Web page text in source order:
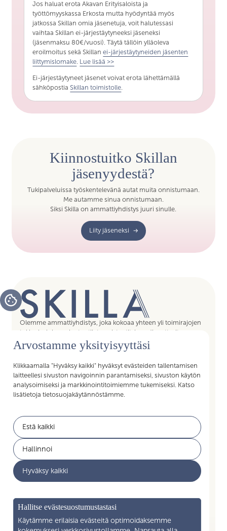
Jos haluat erota Akavan Erityisaloista ja
työttömyyskassa Erkosta mutta hyödyntää myös
jatkossa Skillan omia jäsenetuja, voit halutessasi
vaihtaa Skillan ei-järjestäytyneeksi jäseneksi
(jäsenmaksu 80€/vuosi). Täytä tällöin ylläoleva
eroilmoitus sekä Skillanei-järjestäytyneiden jäsenten
liittymislomake. Lue lisää >>
Ei-järjestäytyneet jäsenet voivat erota lähettämällä
sähköpostiaSkillan toimistolle.
Kiinnostuitko Skillan
jäsenyydestä?
Tukipalveluissa työskentelevänä autat muita onnistumaan.
​Me autamme sinua onnistumaan.
Siksi Skilla on ammattiyhdistys juuri sinulle.
Liity jäseneksi
Arvostamme yksityisyyttäsi
Klikkaamalla "Hyväksy kaikki" hyväksyt evästeiden tallentamisen
laitteellesi sivuston navigoinnin parantamiseksi, sivuston käytön
analysoimiseksi ja markkinointitoimiemme tukemiseksi. Katso
lisätietoja tietosuojakäytännöstämme.
Estä kaikki
Hallinnoi
Hyväksy kaikki
Hallitse evästesuostumustastasi
Käytämme erilaisia evästeitä optimoidaksemme
Olemme ammattiyhdistys, joka kokoaa yhteen yli toimirajojen
tukipalvelujen asiantuntijat, assistentit, koordinaattorit,
esihenkilöt ja päälliköt – kaikki sujuvan arjen mahdollistajat.
Liittymällä Skillan jäseneksi saat Akavan Erityisalojen liiton
Pikalinkit
Jäsenyys
Työelämän palvelut
Ajankohtaista
Yhteystiedot